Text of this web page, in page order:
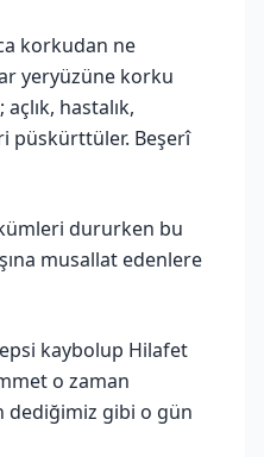
korkudan ne
yeryüzüne korku
hastalık,
püskürttüler. Beşerî
dururken bu
musallat edenlere
kaybolup Hilafet
o zaman
dediğimiz gibi o gün